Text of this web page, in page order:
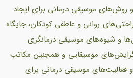
روش‌های موسیقی درمانی برای ایجاد
روانی و عاطفی کودکان، جایگاه
و شیوه‌های موسیقی درمانگری
موسیقایی و همچنین مکاتب
موسیقی درمانی برای